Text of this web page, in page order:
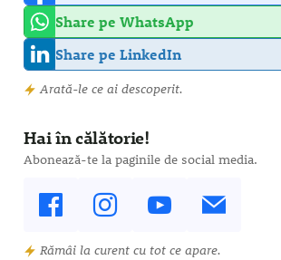
Share pe WhatsApp
Share pe LinkedIn
Arată-le ce ai descoperit.
Hai în călătorie!
Abonează-te la paginile de social media.
Rămâi la curent cu tot ce apare.